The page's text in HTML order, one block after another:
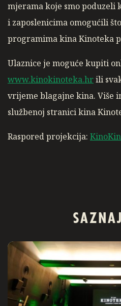
mjerama koje smo poduzeli
i zaposlenicima omogućili
programima kina Kinoteka
Ulaznice je moguće kupiti
www.kinokinoteka.hrili
vrijeme blagajne kina. Više
službenoj stranici kina
Raspored projekcija: